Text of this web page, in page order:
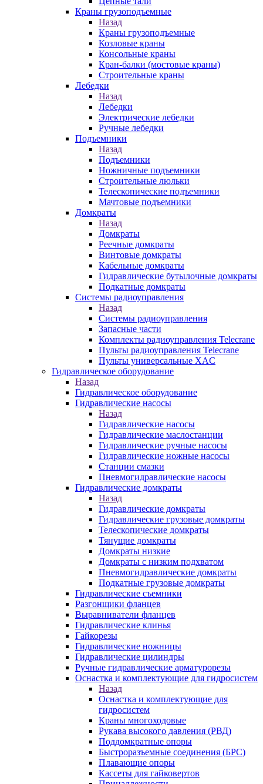
Краны грузоподъемные
Назад
Краны грузоподъемные
Козловые краны
Консольные краны
Кран-балки (мостовые краны)
Строительные краны
Лебедки
Назад
Лебедки
Электрические лебедки
Ручные лебедки
Подъемники
Назад
Подъемники
Ножничные подъемники
Строительные люльки
Телескопические подъемники
Мачтовые подъемники
Домкраты
Назад
Домкраты
Реечные домкраты
Винтовые домкраты
Кабельные домкраты
Гидравлические бутылочные домкраты
Подкатные домкраты
Системы радиоуправления
Назад
Системы радиоуправления
Запасные части
Комплекты радиоуправления Telecrane
Пульты радиоуправления Telecrane
Пульты универсальные XAC
Гидравлическое оборудование
Назад
Гидравлическое оборудование
Гидравлические насосы
Назад
Гидравлические насосы
Гидравлические маслостанции
Гидравлические ручные насосы
Гидравлические ножные насосы
Станции смазки
Пневмогидравлические насосы
Гидравлические домкраты
Назад
Гидравлические домкраты
Гидравлические грузовые домкраты
Телескопические домкраты
Тянущие домкраты
Домкраты низкие
Домкраты с низким подхватом
Пневмогидравлические домкраты
Подкатные грузовые домкраты
Гидравлические съемники
Разгонщики фланцев
Выравниватели фланцев
Гидравлические клинья
Гайкорезы
Гидравлические ножницы
Гидравлические цилиндры
Ручные гидравлические арматурорезы
Оснастка и комплектующие для гидросистем
Назад
Оснастка и комплектующие для
гидросистем
Краны многоходовые
Рукава высокого давления (РВД)
Поддомкратные опоры
Быстроразъемные соединения (БРС)
Плавающие опоры
Кассеты для гайковертов